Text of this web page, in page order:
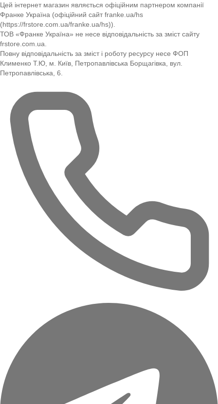
Цей інтернет магазин являється офіційним партнером компанії
Франке Україна (офіційний сайт franke.ua/hs
(https://frstore.com.ua/franke.ua/hs)).
ТОВ «Франке Україна» не несе відповідальність за зміст сайту
frstore.com.ua.
Повну відповідальність за зміст і роботу ресурсу несе ФОП
Клименко Т.Ю, м. Київ, Петропавлівська Борщагівка, вул.
Петропавлівська, 6.